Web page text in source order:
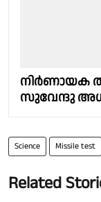
നിർണായക
സുവേന്ദു
Science Missile test
Related